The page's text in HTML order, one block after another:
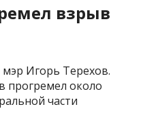
взрыв
мэр Игорь Терехов.
прогремел около
части